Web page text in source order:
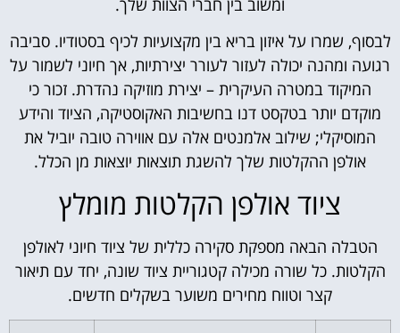
לבסוף, שמרו על איזון בריא בין מקצועיות לכיף בסטודיו. סביבה
רגועה ומהנה יכולה לעזור לעורר יצירתיות, אך חיוני לשמור על
המיקוד במטרה העיקרית – יצירת מוזיקה נהדרת. זכור כי
מוקדם יותר בטקסט דנו בחשיבות האקוסטיקה, הציוד והידע
המוסיקלי; שילוב אלמנטים אלה עם אווירה טובה יוביל את
אולפן ההקלטות שלך להשגת תוצאות יוצאות מן הכלל.
ציוד אולפן הקלטות מומלץ
הטבלה הבאה מספקת סקירה כללית של ציוד חיוני לאולפן
הקלטות. כל שורה מכילה קטגוריית ציוד שונה, יחד עם תיאור
קצר וטווח מחירים משוער בשקלים חדשים.